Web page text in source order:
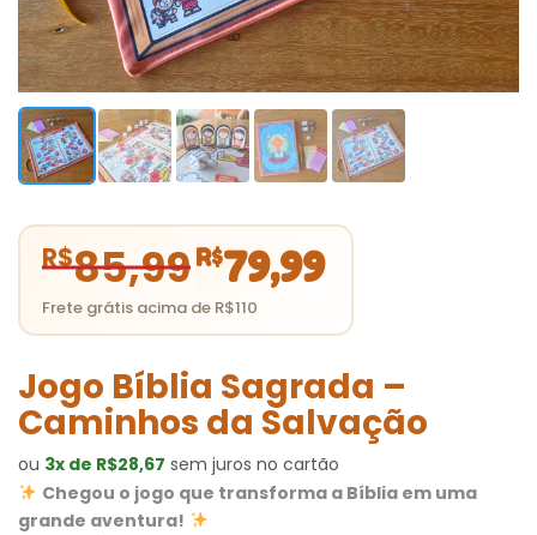
Jogo Bíblia Sagrada –
Caminhos da Salvação
R$85,99 O
preço
original
era:
R$85,99.
R$79,99O
preço
R$79,99.
ou 3x de R$28,67 sem juros no cartão
Chegou o jogo que transforma a Bíblia em uma
grande aventura!